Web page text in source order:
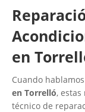
en
Cuando
en Torrelló,
técnico de